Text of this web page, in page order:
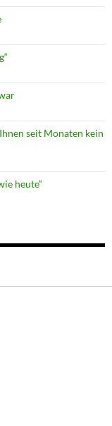
seit Monaten kein
heute“